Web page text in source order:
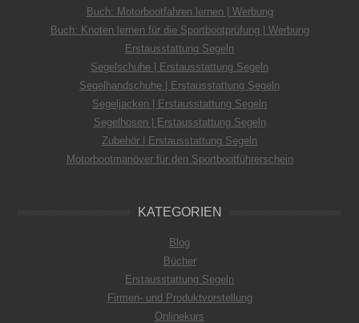
Buch: Motorbootfahren lernen | Werbung
Buch: Knoten lernen für die Sportbootprüfung | Werbung
Erstausstattung Segeln
Segelschuhe | Erstausstattung Segeln
Segelhandschuhe | Erstausstattung Segeln
Segeljacken | Erstausstattung Segeln
Segelhosen | Erstausstattung Segeln
Zubehör | Erstausstattung Segeln
Motorbootmanöver für den Sportbootführerschein
KATEGORIEN
Blog
Bücher
Erstausstattung Segeln
Firmen- und Produktvorstellung
Onlinekurs